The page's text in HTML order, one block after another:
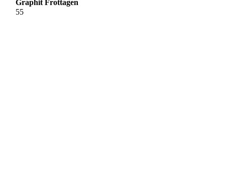
Graphit Frottagen
55